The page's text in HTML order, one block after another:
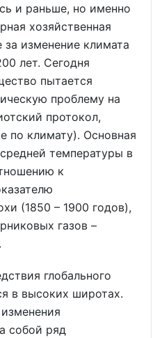
и раньше, но именно
хозяйственная
за изменение климата
лет. Сегодня
пытается
проблему на
протокол,
по климату). Основная
температуры в
к
(1850 – 1900 годов),
газов –
глобального
в высоких широтах.
собой ряд